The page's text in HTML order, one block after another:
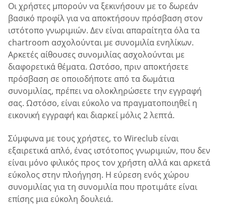
Οι χρήστες μπορούν να ξεκινήσουν με το δωρεάν
βασικό προφίλ για να αποκτήσουν πρόσβαση στον
ιστότοπο γνωριμιών. Δεν είναι απαραίτητα όλα τα
chartroom ασχολούνται με συνομιλία ενηλίκων.
Αρκετές αίθουσες συνομιλίας ασχολούνται με
διαφορετικά θέματα. Ωστόσο, πριν αποκτήσετε
πρόσβαση σε οποιοδήποτε από τα δωμάτια
συνομιλίας, πρέπει να ολοκληρώσετε την εγγραφή
σας. Ωστόσο, είναι εύκολο να πραγματοποιηθεί η
εικονική εγγραφή και διαρκεί μόλις 2 λεπτά.
Σύμφωνα με τους χρήστες, το Wireclub είναι
εξαιρετικά απλό, ένας ιστότοπος γνωριμιών, που δεν
είναι μόνο φιλικός προς τον χρήστη αλλά και αρκετά
εύκολος στην πλοήγηση. Η εύρεση ενός χώρου
συνομιλίας για τη συνομιλία που προτιμάτε είναι
επίσης μια εύκολη δουλειά.